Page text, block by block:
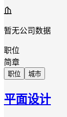
暂无公司数据
职位
简章
职位 城市
平面设计